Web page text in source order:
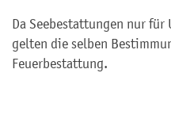
Da Seebestattungen nur für
gelten die selben
Feuerbestattung.